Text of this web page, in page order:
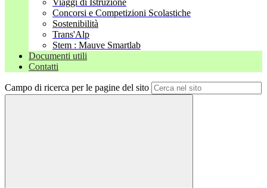
Viaggi di Istruzione
Concorsi e Competizioni Scolastiche
Sostenibilità
Trans'Alp
Stem : Mauve Smartlab
Documenti utili
Contatti
Campo di ricerca per le pagine del sito